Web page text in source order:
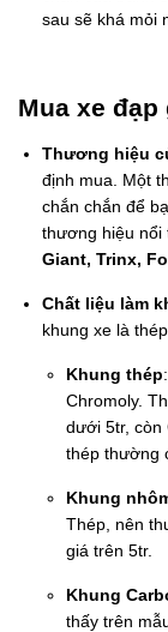
sau sẽ khá mỏi
Mua xe
Thương hiệu
định mua. Một
chắn chắn để
thương hiệu nổi
Giant, Trinx,
Chất liệu làm
khung xe là
Khung thép
Chromoly.
dưới 5tr, còn
thép thường
Khung
Thép, nên
giá trên 5tr.
Khung
thấy trên